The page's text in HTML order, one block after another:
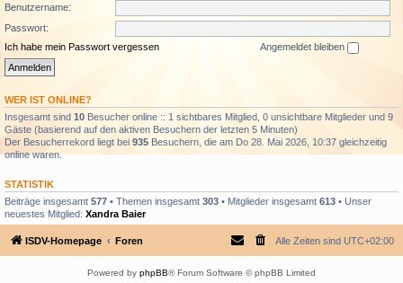
Benutzername:
Passwort:
Ich habe mein Passwort vergessen
Angemeldet bleiben
WER IST ONLINE?
Insgesamt sind 10 Besucher online :: 1 sichtbares Mitglied, 0 unsichtbare Mitglieder und 9
Gäste (basierend auf den aktiven Besuchern der letzten 5 Minuten)
Der Besucherrekord liegt bei 935 Besuchern, die am Do 28. Mai 2026, 10:37 gleichzeitig
online waren.
STATISTIK
Beiträge insgesamt 577 • Themen insgesamt 303 • Mitglieder insgesamt 613 • Unser
neuestes Mitglied: Xandra Baier
ISDV-Homepage Foren Alle Zeiten sind UTC+02:00
Powered by phpBB® Forum Software © phpBB Limited